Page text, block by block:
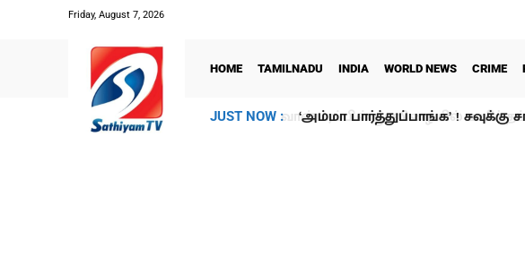
Friday, August 7, 2026
HOME TAMILNADU INDIA WORLD NEWS CRIME
JUST NOW : ‘அம்மா பார்த்துப்பாங்க’ !